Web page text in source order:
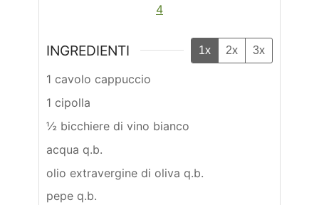
4
INGREDIENTI 1x 2x 3x
1 cavolo cappuccio
1 cipolla
½ bicchiere di vino bianco
acqua q.b.
olio extravergine di oliva q.b.
pepe q.b.